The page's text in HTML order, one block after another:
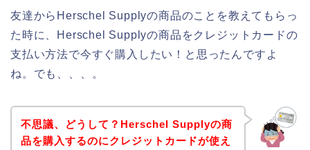
友達からHerschel Supplyの商品のことを教えてもらっ
た時に、Herschel Supplyの商品をクレジットカードの
支払い方法で今すぐ購入したい！と思ったんですよ
ね。でも、、、。
不思議、どうして？Herschel Supplyの商
品を購入するのにクレジットカードが使え